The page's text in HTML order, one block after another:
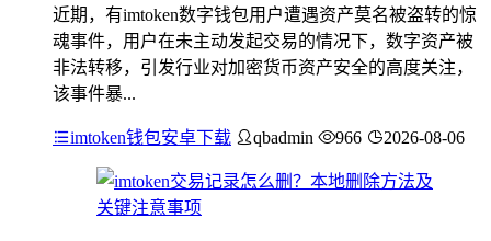
近期，有imtoken数字钱包用户遭遇资产莫名被盗转的惊
魂事件，用户在未主动发起交易的情况下，数字资产被
非法转移，引发行业对加密货币资产安全的高度关注，
该事件暴...
imtoken钱包安卓下载 qbadmin 966 2026-08-06